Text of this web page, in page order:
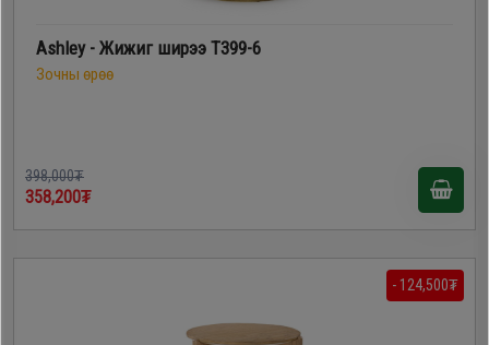
Ashley - Жижиг ширээ T399-6
Зочны өрөө
398,000₮
358,200₮
- 124,500₮